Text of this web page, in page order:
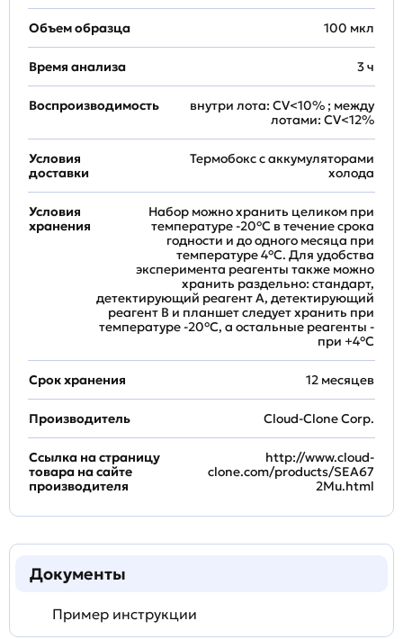
Объем образца 100 мкл
Время анализа 3 ч
Воспроизводимость
внутри лота: CV<10% ; между
лотами: CV<12%
Условия
доставки
Термобокс с аккумуляторами
холода
Условия
хранения
Набор можно хранить целиком при
температуре -20°C в течение срока
годности и до одного месяца при
температуре 4°C. Для удобства
эксперимента реагенты также можно
хранить раздельно: стандарт,
детектирующий реагент A, детектирующий
реагент B и планшет следует хранить при
температуре -20°C, а остальные реагенты -
при +4°С
Срок хранения 12 месяцев
Производитель Cloud-Clone Corp.
Ссылка на страницу
товара на сайте
производителя
http://www.cloud-
clone.com/products/SEA67
2Mu.html
Документы
Пример инструкции